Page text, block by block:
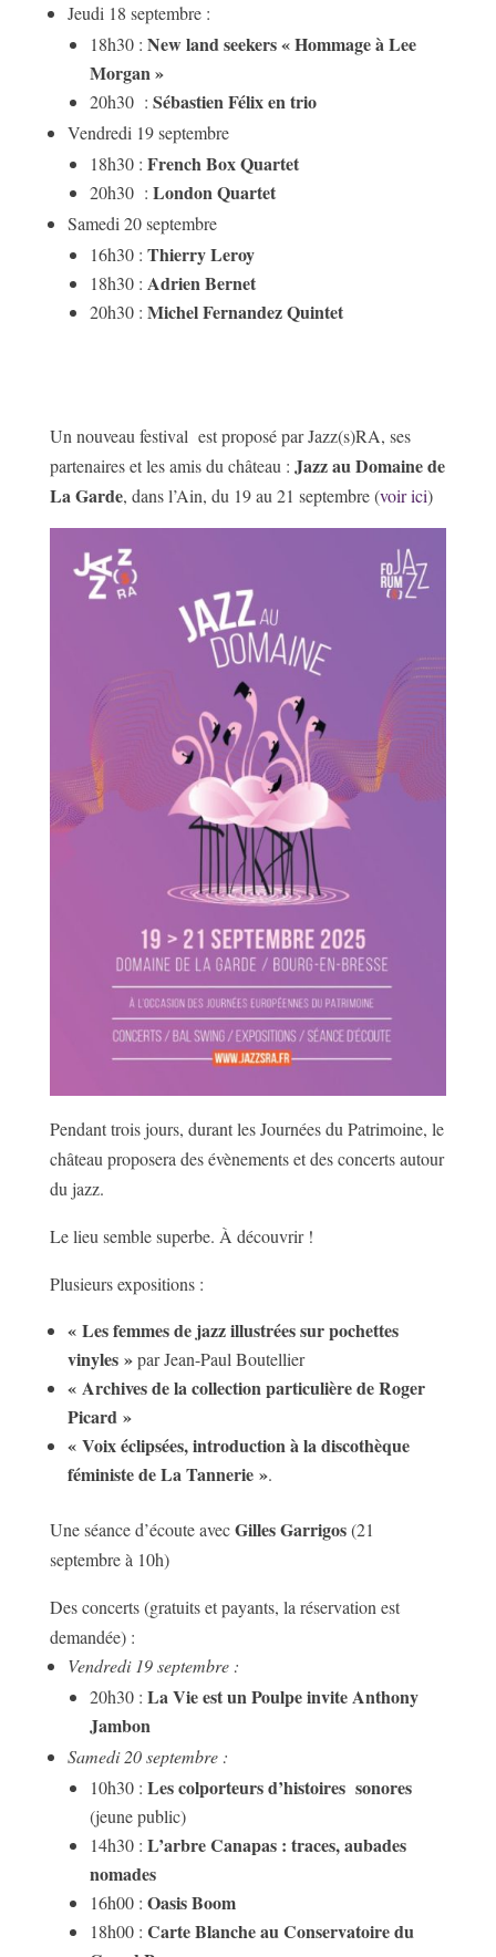
Jeudi 18 septembre :
18h30 : New land seekers « Hommage à Lee
Morgan »
20h30 : Sébastien Félix en trio
Vendredi 19 septembre
18h30 : French Box Quartet
20h30 : London Quartet
Samedi 20 septembre
16h30 : Thierry Leroy
18h30 : Adrien Bernet
20h30 : Michel Fernandez Quintet
Un nouveau festival est proposé par Jazz(s)RA, ses
partenaires et les amis du château : Jazz au Domaine de
La Garde, dans l’Ain, du 19 au 21 septembre (voir ici)
Pendant trois jours, durant les Journées du Patrimoine, le
château proposera des évènements et des concerts autour
du jazz.
Le lieu semble superbe. À découvrir !
Plusieurs expositions :
« Les femmes de jazz illustrées sur pochettes
vinyles »par Jean-Paul Boutellier
« Archives de la collection particulière de Roger
Picard »
« Voix éclipsées, introduction à la discothèque
féministe de La Tannerie ».
Une séance d’écoute avecGilles Garrigos(21
septembre à 10h)
Des concerts (gratuits et payants, la réservation est
demandée) :
Vendredi 19 septembre :
20h30 : La Vie est un Poulpe invite Anthony
Jambon
Samedi 20 septembre :
10h30 : Les colporteurs d’histoires sonores
(jeune public)
14h30 : L’arbre Canapas : traces, aubades
nomades
16h00 : Oasis Boom
18h00 : Carte Blanche au Conservatoire du